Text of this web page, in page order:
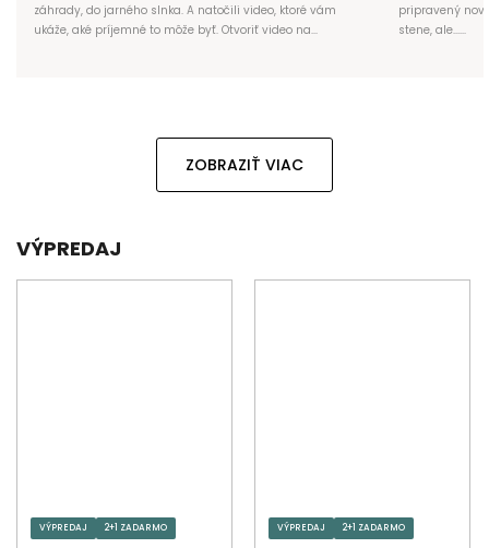
záhrady, do jarného slnka. A natočili video, ktoré vám
ukáže, aké príjemné to môže byť. Otvoriť video na...
pripravený
stene, ale......
ZOBRAZIŤ VIAC
VÝPREDAJ
VÝPREDAJ 2+1 ZADARMO VÝPREDAJ 2+1 ZADARMO